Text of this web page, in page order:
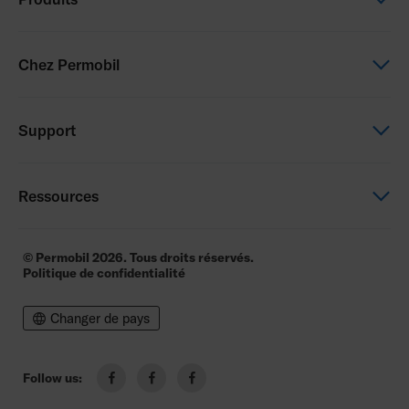
Chez Permobil
Support
Ressources
Dealer locator
Brochure
Price list
© Permobil 2026. Tous droits réservés.
Politique de confidentialité
Changer de pays
Follow us: facebookfacebookfacebook